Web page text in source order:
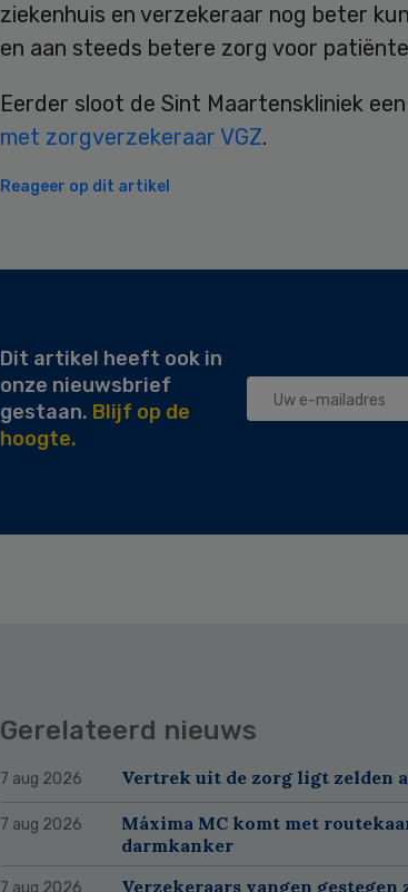
ziekenhuis en verzekeraar nog beter
en aan steeds betere zorg voor
Eerder sloot de Sint Maartenskliniek
met zorgverzekeraar VGZ.
Reageer op dit artikel
Dit artikel heeft ook in
onze nieuwsbrief
gestaan. Blijf op de
hoogte.
Gerelateerd nieuws
7 aug 2026 Vertrek uit de zorg ligt zelden
7 aug 2026
Máxima MC komt met
darmkanker
7 aug 2026
Verzekeraars vangen gestegen